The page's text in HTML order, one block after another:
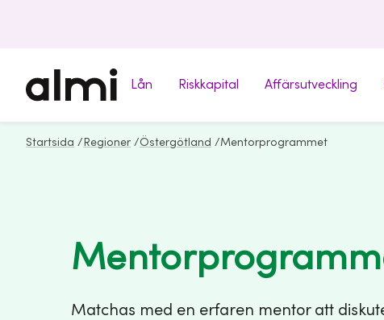
Lån Riskkapital Affärsutveckling
Startsida / Regioner /Östergötland /Mentorprogrammet
Matchas med en erfaren mentor att